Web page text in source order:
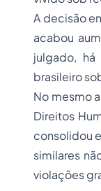
A decisão
acabou
julgado, há
brasileiro
No mesmo
Direitos
consolidou
similares
violações